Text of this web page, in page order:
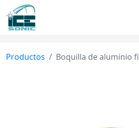
Productos Boquilla de aluminio